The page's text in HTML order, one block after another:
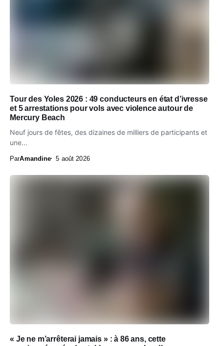
Tour des Yoles 2026 : 49 conducteurs en état d’ivresse
et 5 arrestations pour vols avec violence autour de
Mercury Beach
Neuf jours de fêtes, des dizaines de milliers de participants et
une...
ParAmandine 5 août 2026
« Je ne m’arrêterai jamais » : à 86 ans, cette